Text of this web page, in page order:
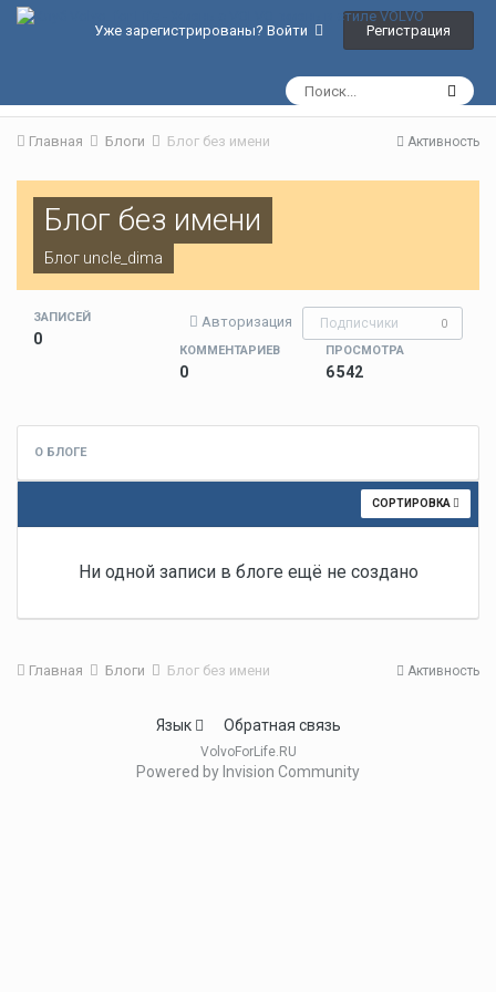
Уже зарегистрированы? Войти Регистрация
Активность
Главная Блоги Блог без имени
Блог без имени
Блог uncle_dima
Авторизация Подписчики 0
ЗАПИСЕЙ
0
КОММЕНТАРИЕВ
0
ПРОСМОТРА
6 542
О БЛОГЕ
СОРТИРОВКА
Ни одной записи в блоге ещё не создано
Активность
Главная Блоги Блог без имени
Язык Обратная связь
VolvoForLife.RU
Powered by Invision Community